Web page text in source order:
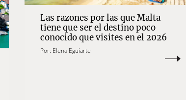
Las razones por las que Malta
tiene que ser el destino poco
conocido que visites en el 2026
Por: Elena Eguiarte